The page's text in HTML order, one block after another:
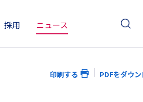
採用 ニュース
PDFをダウ
印刷する